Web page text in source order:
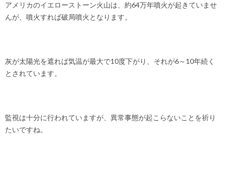
アメリカのイエローストーン火山は、約64万年噴火が起きていませ
んが、噴火すれば破局噴火となります。
灰が太陽光を遮れば気温が最大で10度下がり、それが6～10年続く
とされています。
監視は十分に行われていますが、異常事態が起こらないことを祈り
たいですね。